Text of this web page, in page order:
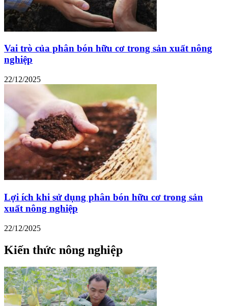
Vai trò của phân bón hữu cơ trong sản xuất nông
nghiệp
22/12/2025
Lợi ích khi sử dụng phân bón hữu cơ trong sản
xuất nông nghiệp
22/12/2025
Kiến thức nông nghiệp